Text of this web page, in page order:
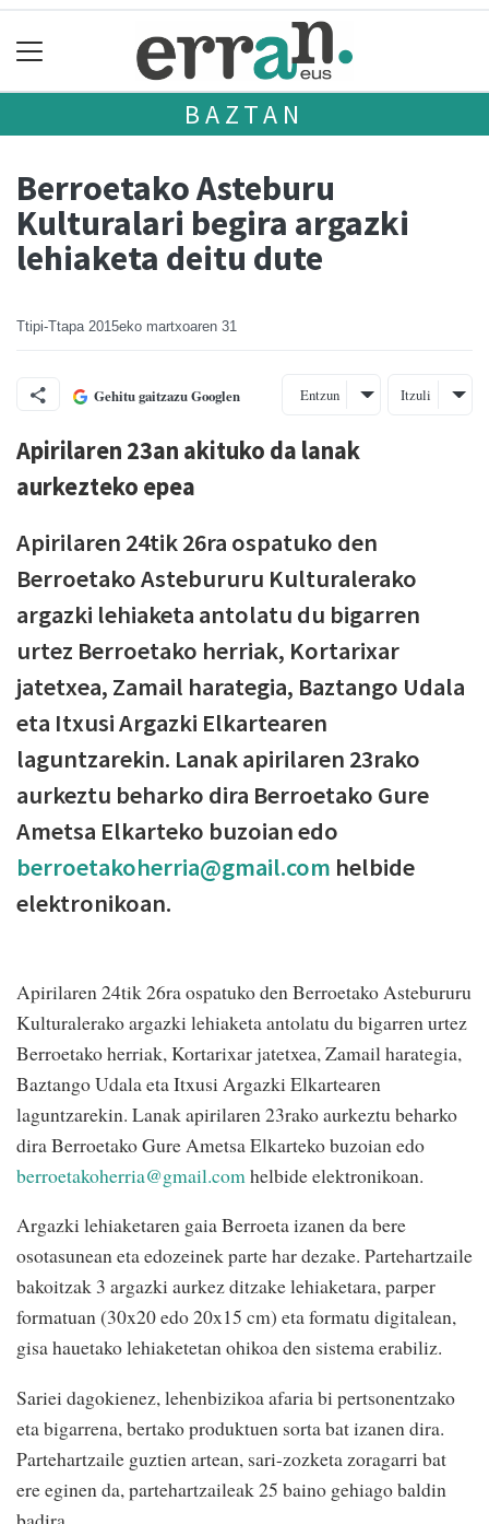
BAZTAN
Berroetako Asteburu
Kulturalari begira argazki
lehiaketa deitu dute
Ttipi-Ttapa 2015eko martxoaren 31
Gehitu gaitzazu Googlen Entzun Itzuli
Apirilaren 23an akituko da lanak
aurkezteko epea
Apirilaren 24tik 26ra ospatuko den
Berroetako Astebururu Kulturalerako
argazki lehiaketa antolatu du bigarren
urtez Berroetako herriak, Kortarixar
jatetxea, Zamail harategia, Baztango Udala
eta Itxusi Argazki Elkartearen
laguntzarekin. Lanak apirilaren 23rako
aurkeztu beharko dira Berroetako Gure
Ametsa Elkarteko buzoian edo
berroetakoherria@gmail.com helbide
elektronikoan.
Apirilaren 24tik 26ra ospatuko den Berroetako Astebururu
Kulturalerako argazki lehiaketa antolatu du bigarren urtez
Berroetako herriak, Kortarixar jatetxea, Zamail harategia,
Baztango Udala eta Itxusi Argazki Elkartearen
laguntzarekin. Lanak apirilaren 23rako aurkeztu beharko
dira Berroetako Gure Ametsa Elkarteko buzoian edo
berroetakoherria@gmail.com helbide elektronikoan.
Argazki lehiaketaren gaia Berroeta izanen da bere
osotasunean eta edozeinek parte har dezake. Partehartzaile
bakoitzak 3 argazki aurkez ditzake lehiaketara, parper
formatuan (30x20 edo 20x15 cm) eta formatu digitalean,
gisa hauetako lehiaketetan ohikoa den sistema erabiliz.
Sariei dagokienez, lehenbizikoa afaria bi pertsonentzako
eta bigarrena, bertako produktuen sorta bat izanen dira.
Partehartzaile guztien artean, sari-zozketa zoragarri bat
ere eginen da, partehartzaileak 25 baino gehiago baldin